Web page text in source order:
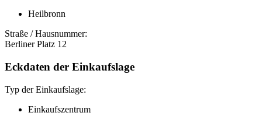
Heilbronn
Straße / Hausnummer:
Berliner Platz 12
Eckdaten der Einkaufslage
Typ der Einkaufslage:
Einkaufszentrum